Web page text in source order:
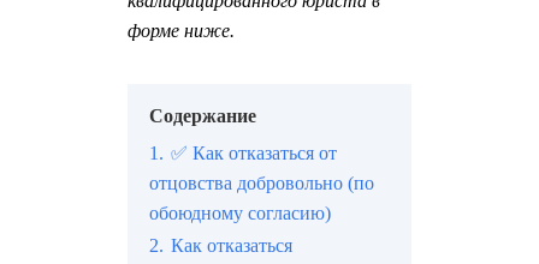
форме ниже.
Содержание
1. ✅ Как отказаться от
отцовства добровольно (по
обоюдному согласию)
2. Как отказаться